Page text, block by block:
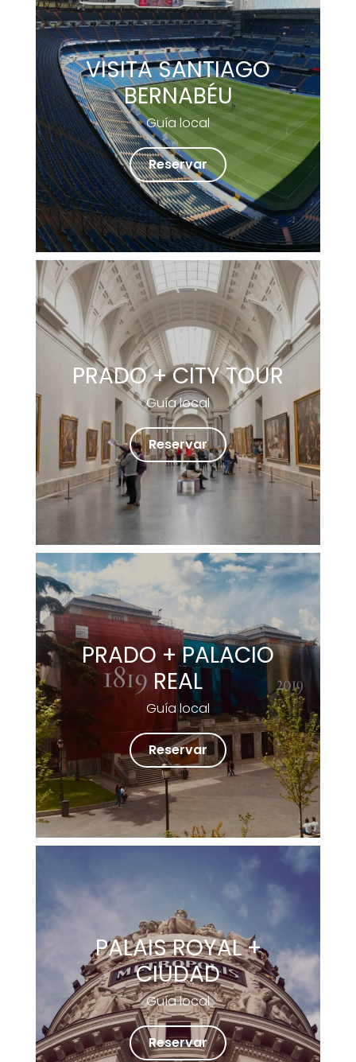
VISITA SANTIAGO
BERNABÉU
Guía local
Reservar
PRADO + CITY TOUR
Guía local
Reservar
PRADO + PALACIO
REAL
Guía local
Reservar
PALAIS ROYAL +
CIUDAD
Guía local
Reservar